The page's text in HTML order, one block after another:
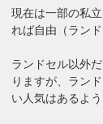
現在は一部の私
れば自由（ラン
ランドセル以外
りますが、ラン
い人気はあるよう